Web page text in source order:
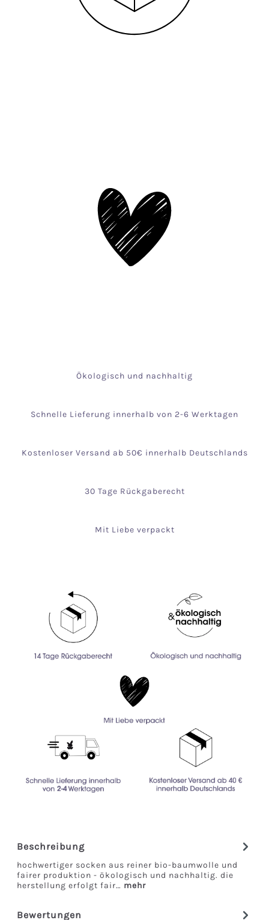
Ökologisch und nachhaltig
Schnelle Lieferung innerhalb von 2-6 Werktagen
Kostenloser Versand ab 50€ innerhalb Deutschlands
30 Tage Rückgaberecht
Mit Liebe verpackt
Beschreibung
hochwertiger socken aus reiner bio-baumwolle und
fairer produktion - ökologisch und nachhaltig. die
herstellung erfolgt fair… mehr
Bewertungen